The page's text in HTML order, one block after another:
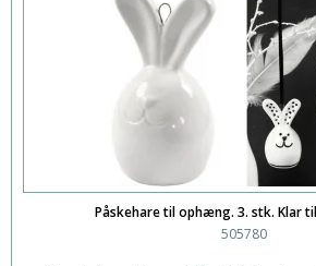
Påskehare til ophæng. 3. stk. Klar
505780